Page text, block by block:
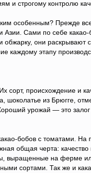
и строгому контролю
особенным? Прежде
Сами по себе какао-
они раскрывают
каждому этапу
сорт, происхождение и
шоколатье из Брюгге,
урожай — это
бобов с томатами. На
общая черта:
выращенные на ферме
сортами. Так же и